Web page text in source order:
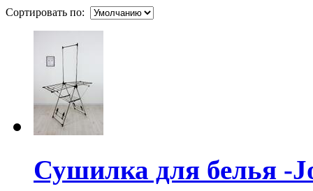
Сортировать по:
Сушилка для белья